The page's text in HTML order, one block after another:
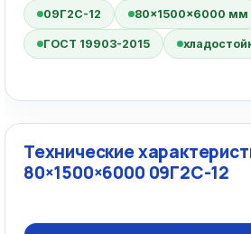
09Г2С-12 80×1500×6000 мм
ГОСТ 19903-2015
Технические
80×1500×6000 09Г2С-12